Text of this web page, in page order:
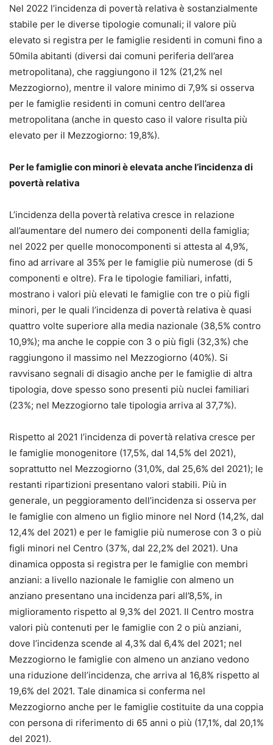
Nel 2022 l’incidenza di povertà relativa è sostanzialmente
stabile per le diverse tipologie comunali; il valore più
elevato si registra per le famiglie residenti in comuni fino a
50mila abitanti (diversi dai comuni periferia dell’area
metropolitana), che raggiungono il 12% (21,2% nel
Mezzogiorno), mentre il valore minimo di 7,9% si osserva
per le famiglie residenti in comuni centro dell’area
metropolitana (anche in questo caso il valore risulta più
elevato per il Mezzogiorno: 19,8%).
Per le famiglie con minori è elevata anche l’incidenza di
povertà relativa
L’incidenza della povertà relativa cresce in relazione
all’aumentare del numero dei componenti della famiglia;
nel 2022 per quelle monocomponenti si attesta al 4,9%,
fino ad arrivare al 35% per le famiglie più numerose (di 5
componenti e oltre). Fra le tipologie familiari, infatti,
mostrano i valori più elevati le famiglie con tre o più figli
minori, per le quali l’incidenza di povertà relativa è quasi
quattro volte superiore alla media nazionale (38,5% contro
10,9%); ma anche le coppie con 3 o più figli (32,3%) che
raggiungono il massimo nel Mezzogiorno (40%). Si
ravvisano segnali di disagio anche per le famiglie di altra
tipologia, dove spesso sono presenti più nuclei familiari
(23%; nel Mezzogiorno tale tipologia arriva al 37,7%).
Rispetto al 2021 l’incidenza di povertà relativa cresce per
le famiglie monogenitore (17,5%, dal 14,5% del 2021),
soprattutto nel Mezzogiorno (31,0%, dal 25,6% del 2021); le
restanti ripartizioni presentano valori stabili. Più in
generale, un peggioramento dell’incidenza si osserva per
le famiglie con almeno un figlio minore nel Nord (14,2%, dal
12,4% del 2021) e per le famiglie più numerose con 3 o più
figli minori nel Centro (37%, dal 22,2% del 2021). Una
dinamica opposta si registra per le famiglie con membri
anziani: a livello nazionale le famiglie con almeno un
anziano presentano una incidenza pari all’8,5%, in
miglioramento rispetto al 9,3% del 2021. Il Centro mostra
valori più contenuti per le famiglie con 2 o più anziani,
dove l’incidenza scende al 4,3% dal 6,4% del 2021; nel
Mezzogiorno le famiglie con almeno un anziano vedono
una riduzione dell’incidenza, che arriva al 16,8% rispetto al
19,6% del 2021. Tale dinamica si conferma nel
Mezzogiorno anche per le famiglie costituite da una coppia
con persona di riferimento di 65 anni o più (17,1%, dal 20,1%
del 2021).